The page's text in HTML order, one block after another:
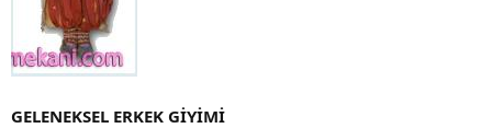
GELENEKSEL ERKEK GİYİMİ